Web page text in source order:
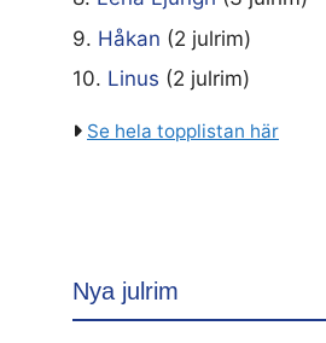
9. Håkan (2 julrim)
10. Linus (2 julrim)
Se hela topplistan här
Nya julrim